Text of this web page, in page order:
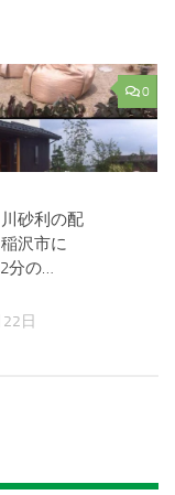
0
川砂利の配
沢市に
分の…
日